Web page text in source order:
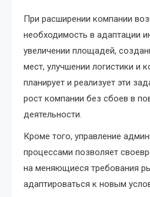
При расширении компании
необходимость в адаптации
увеличении площадей,
мест, улучшении логистики и
планирует и реализует эти
рост компании без сбоев в
деятельности.
Кроме того, управление
процессами позволяет
на меняющиеся требования
адаптироваться к новым